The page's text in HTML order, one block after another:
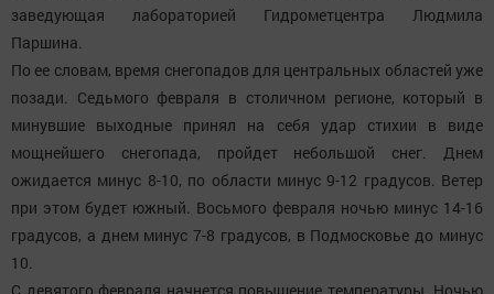
заведующая лабораторией Гидрометцентра Людмила
Паршина.
По ее словам, время снегопадов для центральных областей уже
позади. Седьмого февраля в столичном регионе, который в
минувшие выходные принял на себя удар стихии в виде
мощнейшего снегопада, пройдет небольшой снег. Днем
ожидается минус 8-10, по области минус 9-12 градусов. Ветер
при этом будет южный. Восьмого февраля ночью минус 14-16
градусов, а днем минус 7-8 градусов, в Подмосковье до минус
10.